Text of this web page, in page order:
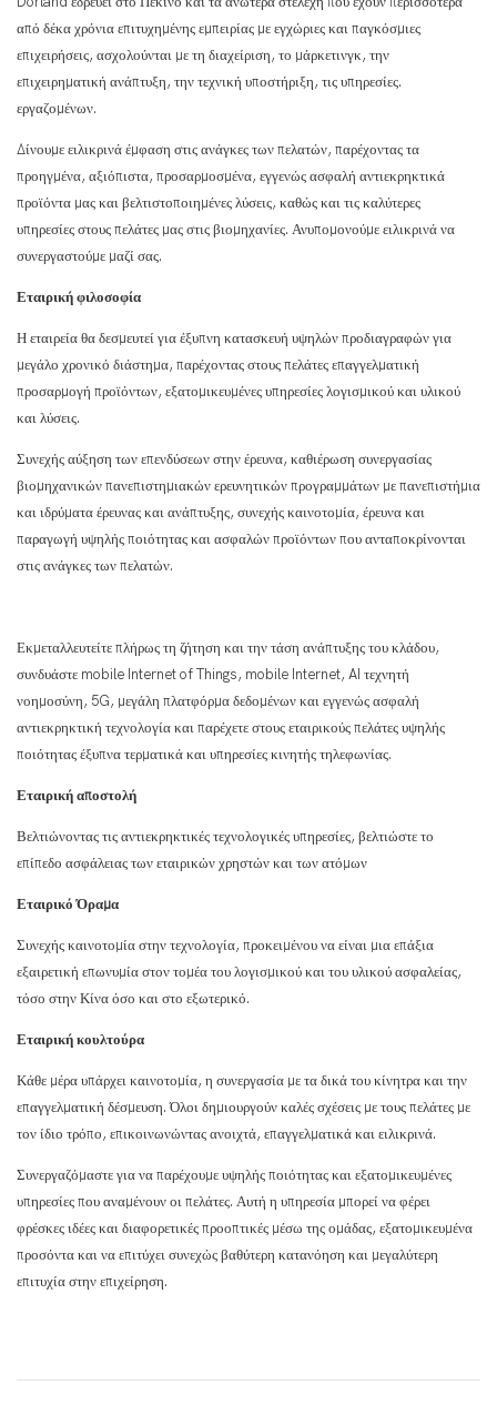
από δέκα χρόνια επιτυχημένης εμπειρίας με εγχώριες και παγκόσμιες
επιχειρήσεις, ασχολούνται με τη διαχείριση, το μάρκετινγκ, την
επιχειρηματική ανάπτυξη, την τεχνική υποστήριξη, τις υπηρεσίες.
εργαζομένων.
Δίνουμε ειλικρινά έμφαση στις ανάγκες των πελατών, παρέχοντας τα
προηγμένα, αξιόπιστα, προσαρμοσμένα, εγγενώς ασφαλή αντιεκρηκτικά
προϊόντα μας και βελτιστοποιημένες λύσεις, καθώς και τις καλύτερες
υπηρεσίες στους πελάτες μας στις βιομηχανίες. Ανυπομονούμε ειλικρινά να
συνεργαστούμε μαζί σας.
Εταιρική φιλοσοφία
Η εταιρεία θα δεσμευτεί για έξυπνη κατασκευή υψηλών προδιαγραφών για
μεγάλο χρονικό διάστημα, παρέχοντας στους πελάτες επαγγελματική
προσαρμογή προϊόντων, εξατομικευμένες υπηρεσίες λογισμικού και υλικού
και λύσεις.
Συνεχής αύξηση των επενδύσεων στην έρευνα, καθιέρωση συνεργασίας
βιομηχανικών πανεπιστημιακών ερευνητικών προγραμμάτων με πανεπιστήμια
και ιδρύματα έρευνας και ανάπτυξης, συνεχής καινοτομία, έρευνα και
παραγωγή υψηλής ποιότητας και ασφαλών προϊόντων που ανταποκρίνονται
στις ανάγκες των πελατών.
Εκμεταλλευτείτε πλήρως τη ζήτηση και την τάση ανάπτυξης του κλάδου,
συνδυάστε mobile Internet of Things, mobile Internet, AI τεχνητή
νοημοσύνη, 5G, μεγάλη πλατφόρμα δεδομένων και εγγενώς ασφαλή
αντιεκρηκτική τεχνολογία και παρέχετε στους εταιρικούς πελάτες υψηλής
ποιότητας έξυπνα τερματικά και υπηρεσίες κινητής τηλεφωνίας.
Εταιρική αποστολή
Βελτιώνοντας τις αντιεκρηκτικές τεχνολογικές υπηρεσίες, βελτιώστε το
επίπεδο ασφάλειας των εταιρικών χρηστών και των ατόμων
Εταιρικό Όραμα
Συνεχής καινοτομία στην τεχνολογία, προκειμένου να είναι μια επάξια
εξαιρετική επωνυμία στον τομέα του λογισμικού και του υλικού ασφαλείας,
τόσο στην Κίνα όσο και στο εξωτερικό.
Εταιρική κουλτούρα
Κάθε μέρα υπάρχει καινοτομία, η συνεργασία με τα δικά του κίνητρα και την
επαγγελματική δέσμευση. Όλοι δημιουργούν καλές σχέσεις με τους πελάτες με
τον ίδιο τρόπο, επικοινωνώντας ανοιχτά, επαγγελματικά και ειλικρινά.
Συνεργαζόμαστε για να παρέχουμε υψηλής ποιότητας και εξατομικευμένες
υπηρεσίες που αναμένουν οι πελάτες. Αυτή η υπηρεσία μπορεί να φέρει
φρέσκες ιδέες και διαφορετικές προοπτικές μέσω της ομάδας, εξατομικευμένα
προσόντα και να επιτύχει συνεχώς βαθύτερη κατανόηση και μεγαλύτερη
επιτυχία στην επιχείρηση.